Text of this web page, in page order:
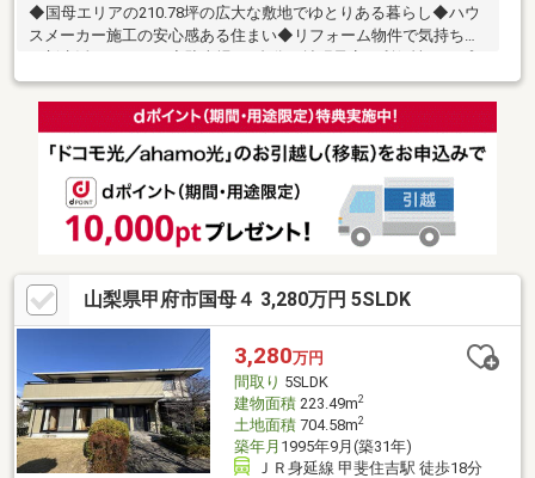
◆国母エリアの210.78坪の広大な敷地でゆとりある暮らし◆ハウ
スメーカー施工の安心感ある住まい◆リフォーム物件で気持ちよ
◆3SLDKのゆとりある間取りでファミリーにもおすすめ◆お庭付
きでガーデニングや家庭菜園も楽しめます◆広さと生活利便性を
兼ね備えた魅力的な住環境です物件の詳細、ご見学のご希望はお
気軽にお問い合わせください！
山梨県甲府市国母４ 3,280万円 5SLDK
3,280万円
間取り 5SLDK
建物面積223.49m2
土地面積704.58m2
築年月 1995年9月(築31年)
ＪＲ身延線 甲斐住吉駅 徒歩18分